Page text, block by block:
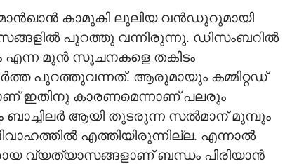
കാമുകി ലുലിയ വന്‍ഡുറുമായി
പുറത്തു വന്നിരുന്നു. ഡിസംബറില്‍
എന്ന മുന്‍ സൂചനകളെ തകിടം
പുറത്തുവന്നത്. ആരുമായും കമ്മിറ്റഡ്
ഇതിനു കാരണമെന്നാണ് പലരും
ബാച്ചിലര്‍ ആയി തുടരുന്ന സല്‍മാന് മുമ്പും
എത്തിയിരുന്നില്ല. എന്നാല്‍
വ്യത്യാസങ്ങളാണ് ബന്ധം പിരിയാന്‍